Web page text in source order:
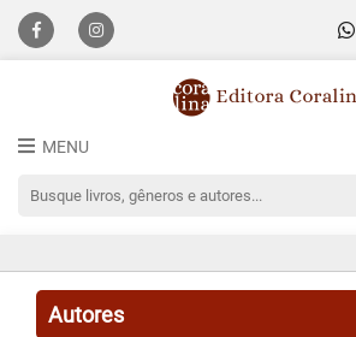
MENU
Autores